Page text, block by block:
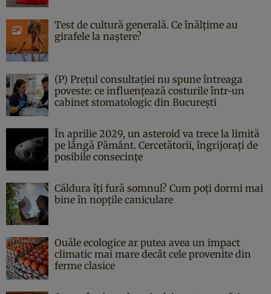
Test de cultură generală. Ce înălțime au
girafele la naștere?
(P) Prețul consultației nu spune întreaga
poveste: ce influențează costurile într-un
cabinet stomatologic din București
În aprilie 2029, un asteroid va trece la limită
pe lângă Pământ. Cercetătorii, îngrijorați de
posibile consecințe
Căldura îți fură somnul? Cum poți dormi mai
bine în nopțile caniculare
Ouăle ecologice ar putea avea un impact
climatic mai mare decât cele provenite din
ferme clasice